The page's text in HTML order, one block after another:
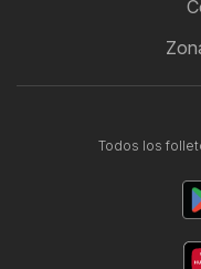
Todos los